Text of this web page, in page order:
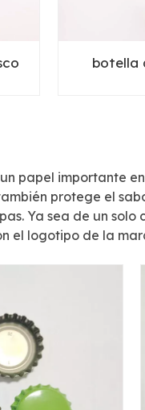
botella
papel importante
protege el
Ya sea de un
el logotipo de la